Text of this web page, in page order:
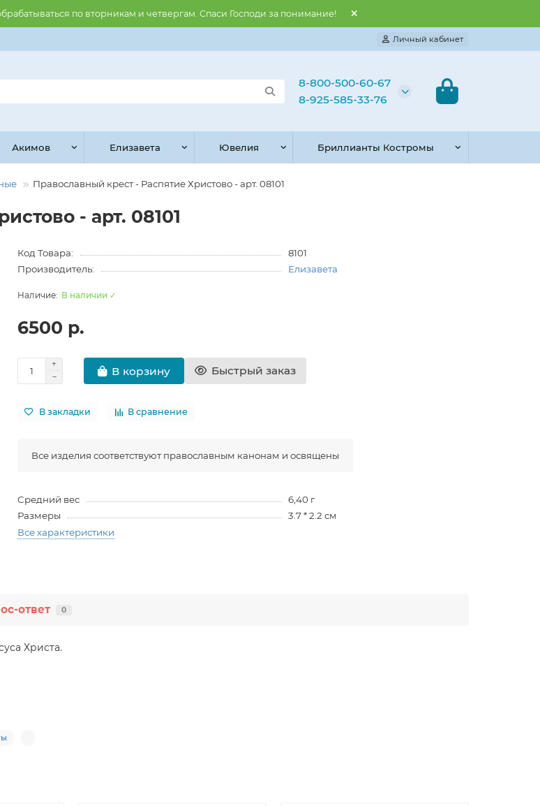
по вторникам и четвергам. Спаси Господи за понимание!
Личный кабинет
8-800-500-60-67
8-925-585-33-76
Акимов Елизавета Ювелия Бриллианты Костромы
Православны​й крест - Распятие Христово - арт. 08101
- арт. 08101
Код Товара:
8101
Производитель:
Елизавета
В наличии ✓
6500 р.
В корзину Быстрый заказ
В закладки В сравнение
Все изделия соответствуют православным канонам и освящены
Средний вес
6,40 г
Размеры
3.7 * 2.2 см
Все характеристики
ответ 0
Христа.